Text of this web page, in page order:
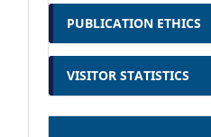
PUBLICATION ETHICS
VISITOR STATISTICS